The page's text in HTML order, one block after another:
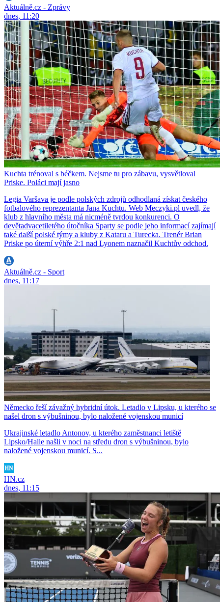
Aktuálně.cz - Zprávy
dnes, 11:20
Kuchta trénoval s béčkem. Nejsme tu pro zábavu, vysvětloval
Priske. Poláci mají jasno
Legia Varšava je podle polských zdrojů odhodlaná získat českého
fotbalového reprezentanta Jana Kuchtu. Web Meczyki.pl uvedl, že
klub z hlavního města má nicméně tvrdou konkurenci. O
devětadvacetiletého útočníka Sparty se podle jeho informací zajímají
také další polské týmy a kluby z Kataru a Turecka. Trenér Brian
Priske po úterní výhře 2:1 nad Lyonem naznačil Kuchtův odchod.
Aktuálně.cz - Sport
dnes, 11:17
Německo řeší závažný hybridní útok. Letadlo v Lipsku, u kterého se
našel dron s výbušninou, bylo naložené vojenskou municí
Ukrajinské letadlo Antonov, u kterého zaměstnanci letiště
Lipsko/Halle našli v noci na středu dron s výbušninou, bylo
naložené vojenskou municí. S...
HN.cz
dnes, 11:15